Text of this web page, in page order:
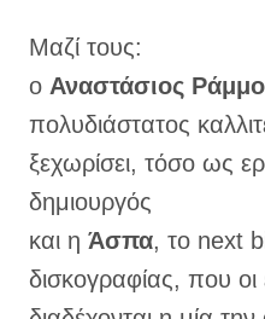
Μαζί τους:
ο Αναστάσιος
πολυδιάστατος
ξεχωρίσει, τόσο ως
δημιουργός
και η Άσπα, το next
δισκογραφίας, που οι